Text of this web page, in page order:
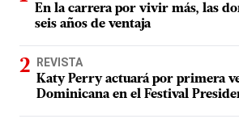
En la carrera por vivir más, las
seis años de ventaja
REVISTA
Katy Perry actuará por primera
Dominicana en el Festival